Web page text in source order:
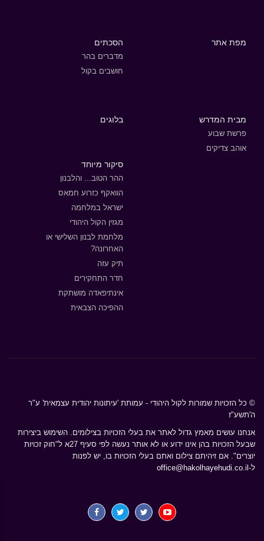
מפת אתר הסכתים
מדברים בהר
חושבים בקול
מבית המדרש
פרשת שבוע
אוהב צדיקים
בלוגים
סיקור מיוחד
ההר הטוב... והלבנון
הוואקף כזרוע חמאס
ישראל במלחמה
מגזין הקול היהודי
מלחמת לבנון השלישי או
האחרונה?
תיק עזה
חדר התחקירים
אינתיפאדה מושתקת
ההפיכה הצבאית
© כל הזכויות שמורות לקול היהודי - עמותת 'עיתונות יהודית עצמאית' ע"ר
ה'תשע"ז
אנחנו עושים מאמץ גדול לאתר את בעלי הזכויות בצילומים. השימוש ביצירות
שבעל הזכויות בהן אינו ידוע או לא אותר נעשה לפי סעיף 27א ל"חוק זכויות
יוצרים". אם זיהיתם צילום ואתם בעלי הזכויות בו, יש לפנות
ל- office@hakolhayehudi.co.il